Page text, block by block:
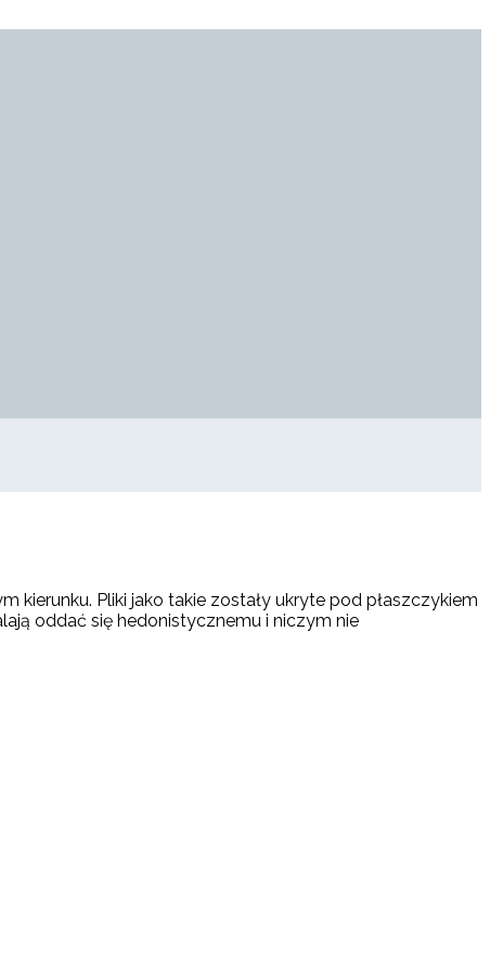
kierunku. Pliki jako takie zostały ukryte pod płaszczykiem
oddać się hedonistycznemu i niczym nie